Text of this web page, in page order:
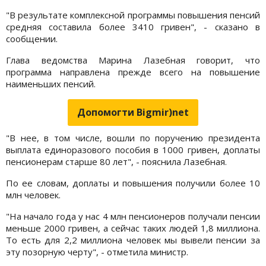
"В результате комплексной программы повышения пенсий
средняя составила более 3410 гривен", - сказано в
сообщении.
Глава ведомства Марина Лазебная говорит, что
программа направлена прежде всего на повышение
наименьших пенсий.
Допомогти Bigmir)net
"В нее, в том числе, вошли по поручению президента
выплата единоразового пособия в 1000 гривен, доплаты
пенсионерам старше 80 лет", - пояснила Лазебная.
По ее словам, доплаты и повышения получили более 10
млн человек.
"На начало года у нас 4 млн пенсионеров получали пенсии
меньше 2000 гривен, а сейчас таких людей 1,8 миллиона.
То есть для 2,2 миллиона человек мы вывели пенсии за
эту позорную черту", - отметила министр.